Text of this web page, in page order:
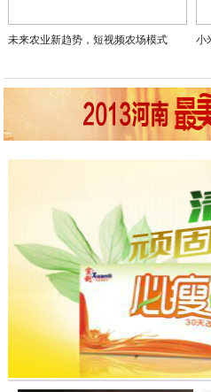
未来农业新趋势，短视频农场模式 小